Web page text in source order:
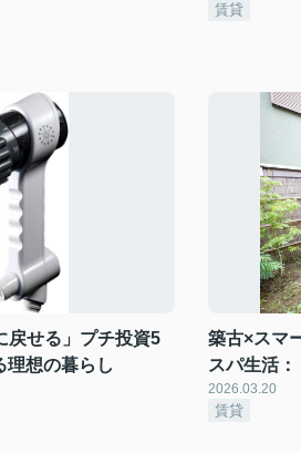
賃貸
戻せる」プチ投資5
理想の暮らし
築古×スマ
スパ生活
2026.03.20
賃貸